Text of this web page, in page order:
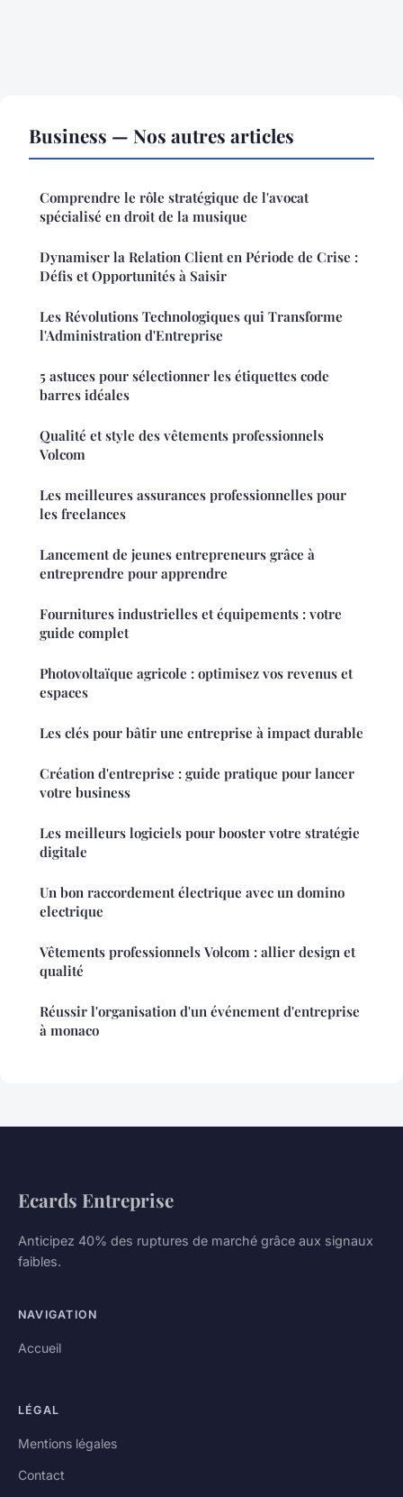
Business — Nos autres articles
Comprendre le rôle stratégique de l'avocat
spécialisé en droit de la musique
Dynamiser la Relation Client en Période de Crise :
Défis et Opportunités à Saisir
Les Révolutions Technologiques qui Transforme
l'Administration d'Entreprise
5 astuces pour sélectionner les étiquettes code
barres idéales
Qualité et style des vêtements professionnels
Volcom
Les meilleures assurances professionnelles pour
les freelances
Lancement de jeunes entrepreneurs grâce à
entreprendre pour apprendre
Fournitures industrielles et équipements : votre
guide complet
Photovoltaïque agricole : optimisez vos revenus et
espaces
Les clés pour bâtir une entreprise à impact durable
Création d'entreprise : guide pratique pour lancer
votre business
Les meilleurs logiciels pour booster votre stratégie
digitale
Un bon raccordement électrique avec un domino
electrique
Vêtements professionnels Volcom : allier design et
qualité
Réussir l'organisation d'un événement d'entreprise
à monaco
Ecards Entreprise
Anticipez 40% des ruptures de marché grâce aux signaux
faibles.
NAVIGATION
Accueil
LÉGAL
Mentions légales
Contact